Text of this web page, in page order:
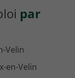
par
Velin
en-Velin